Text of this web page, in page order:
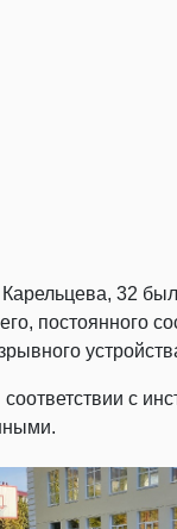
32
постоянного
с